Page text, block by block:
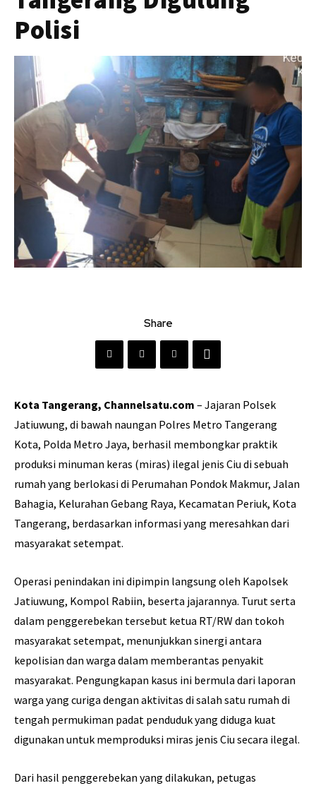
Polisi
Share
Kota Tangerang, Channelsatu.com – Jajaran Polsek
Jatiuwung, di bawah naungan Polres Metro Tangerang
Kota, Polda Metro Jaya, berhasil membongkar praktik
produksi minuman keras (miras) ilegal jenis Ciu di sebuah
rumah yang berlokasi di Perumahan Pondok Makmur, Jalan
Bahagia, Kelurahan Gebang Raya, Kecamatan Periuk, Kota
Tangerang, berdasarkan informasi yang meresahkan dari
masyarakat setempat.
Operasi penindakan ini dipimpin langsung oleh Kapolsek
Jatiuwung, Kompol Rabiin, beserta jajarannya. Turut serta
dalam penggerebekan tersebut ketua RT/RW dan tokoh
masyarakat setempat, menunjukkan sinergi antara
kepolisian dan warga dalam memberantas penyakit
masyarakat. Pengungkapan kasus ini bermula dari laporan
warga yang curiga dengan aktivitas di salah satu rumah di
tengah permukiman padat penduduk yang diduga kuat
digunakan untuk memproduksi miras jenis Ciu secara ilegal.
Dari hasil penggerebekan yang dilakukan, petugas